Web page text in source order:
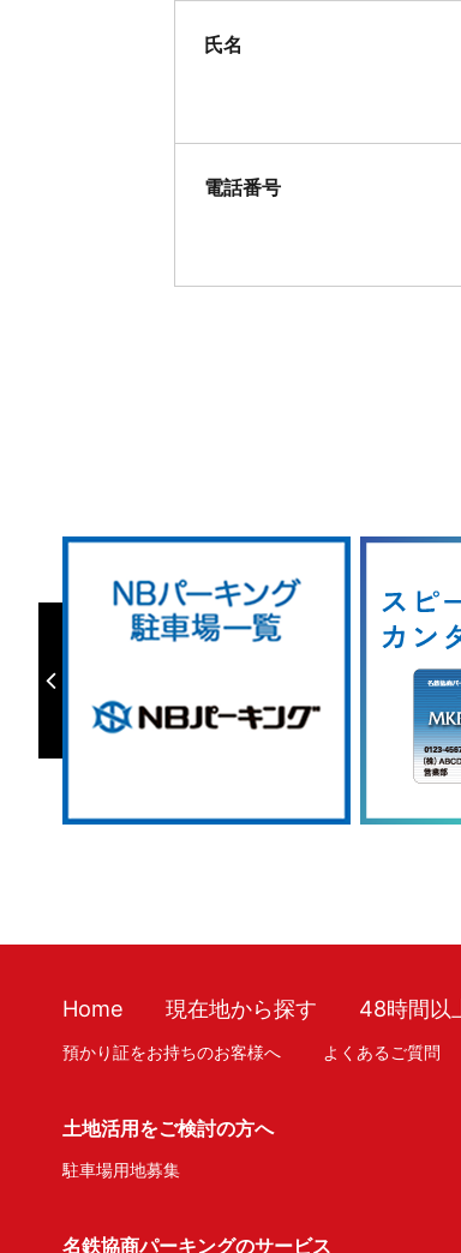
氏名
電話番号
Home 現在地から探す 48時間以
預かり証をお持ちのお客様へ よくあるご質問
土地活用をご検討の方へ
駐車場用地募集
名鉄協商パーキングのサービス